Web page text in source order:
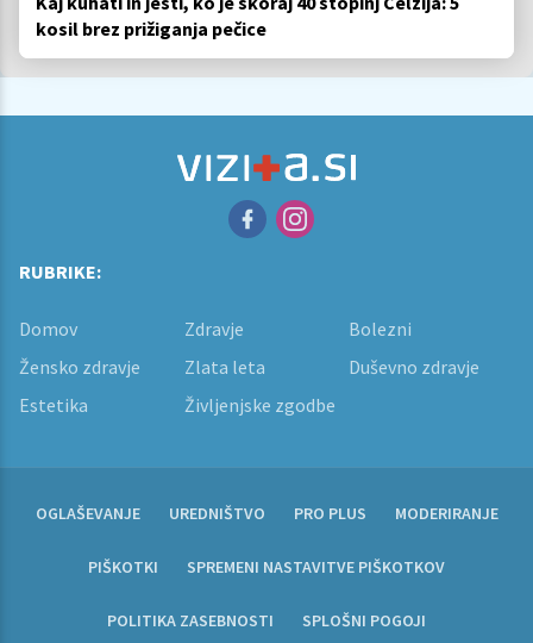
kosil brez prižiganja pečice
RUBRIKE:
Domov Zdravje
Bolezni
Žensko zdravje
Zlata leta
Duševno zdravje
Estetika
Življenjske zgodbe
OGLAŠEVANJE UREDNIŠTVO PRO PLUS MODERIRANJE
PIŠKOTKI SPREMENI NASTAVITVE PIŠKOTKOV
POLITIKA ZASEBNOSTI SPLOŠNI POGOJI